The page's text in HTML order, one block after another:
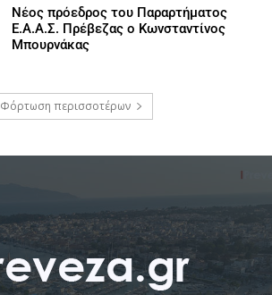
Νέος πρόεδρος του Παραρτήματος
Ε.Α.Α.Σ. Πρέβεζας ο Κωνσταντίνος
Μπουρνάκας
Φόρτωση περισσοτέρων